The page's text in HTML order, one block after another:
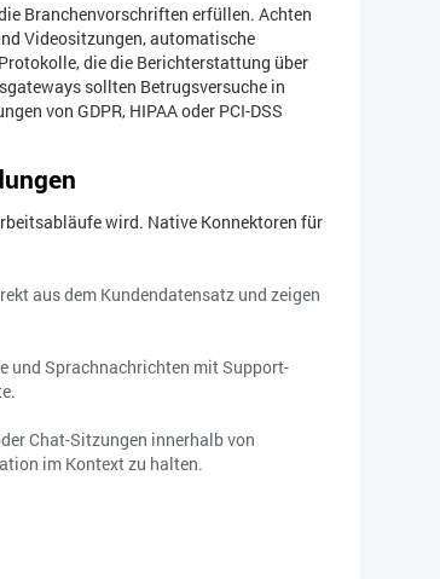
Branchenvorschriften erfüllen. Achten
Videositzungen, automatische
die die Berichterstattung über
sollten Betrugsversuche in
von GDPR, HIPAA oder PCI-DSS
wird. Native Konnektoren für
aus dem Kundendatensatz und zeigen
und Sprachnachrichten mit Support-
Chat-Sitzungen innerhalb von
im Kontext zu halten.